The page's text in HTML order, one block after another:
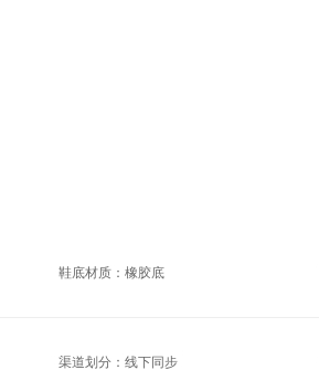
鞋底材质：橡胶底
渠道划分：线下同步